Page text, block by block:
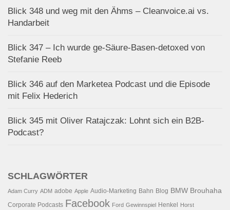
Blick 348 und weg mit den Ähms – Cleanvoice.ai vs.
Handarbeit
Blick 347 – Ich wurde ge-Säure-Basen-detoxed von
Stefanie Reeb
Blick 346 auf den Marketea Podcast und die Episode
mit Felix Hederich
Blick 345 mit Oliver Ratajczak: Lohnt sich ein B2B-
Podcast?
SCHLAGWÖRTER
Adam Curry ADM adobe Apple Audio-Marketing Bahn Blog BMW Brouhaha
Corporate Podcasts Facebook Ford Gewinnspiel Henkel Horst